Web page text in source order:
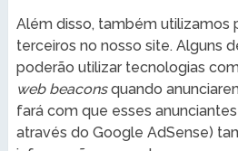
Além disso, também utilizamos
terceiros no nosso site. Alguns
poderão utilizar tecnologias
web beaconsquando
fará com que esses
através do Google AdSense)